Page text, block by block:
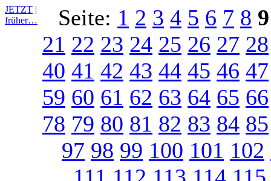
JETZT |
früher…
Seite: 1 2 3 4 5 6 7 8 9
21 22 23 24 25 26 27 28
40 41 42 43 44 45 46 47
59 60 61 62 63 64 65 66
78 79 80 81 82 83 84 85
97 98 99 100 101 102